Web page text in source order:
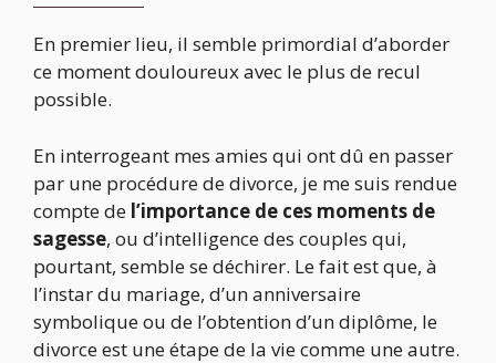
En premier lieu, il semble primordial d’aborder
ce moment douloureux avec le plus de recul
possible.
En interrogeant mes amies qui ont dû en passer
par une procédure de divorce, je me suis rendue
compte de l’importance de ces moments de
sagesse, ou d’intelligence des couples qui,
pourtant, semble se déchirer. Le fait est que, à
l’instar du mariage, d’un anniversaire
symbolique ou de l’obtention d’un diplôme, le
divorce est une étape de la vie comme une autre.